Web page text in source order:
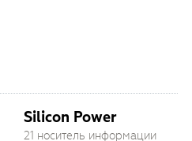
Silicon Power
21 носитель информации